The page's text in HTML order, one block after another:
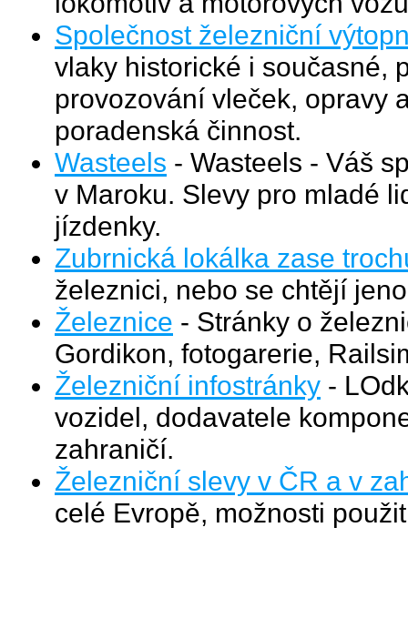
Společnost železniční
vlaky historické i současné,
provozování vleček, opravy
poradenská činnost.
Wasteels - Wasteels - Váš
v Maroku. Slevy pro mladé
jízdenky.
Zubrnická lokálka zase
železnici, nebo se chtějí
Železnice - Stránky o
Gordikon, fotogarerie,
Železniční infostránky -
vozidel, dodavatele
zahraničí.
Železniční slevy v ČR a v
celé Evropě, možnosti